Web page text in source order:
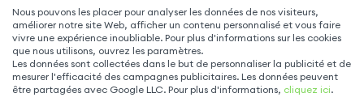
SUIVEZ NOUS
Nous pouvons les placer pour analyser les données de nos visiteurs,
améliorer notre site Web, afficher un contenu personnalisé et vous faire
vivre une expérience inoubliable. Pour plus d'informations sur les cookies
que nous utilisons, ouvrez les paramètres.
Les données sont collectées dans le but de personnaliser la publicité et de
mesurer l'efficacité des campagnes publicitaires. Les données peuvent
être partagées avec Google LLC. Pour plus d'informations, cliquez ici.